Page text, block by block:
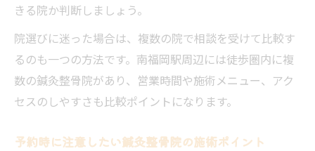
きる院か判断しましょう。
院選びに迷った場合は、複数の院で相談を受けて比較す
るのも一つの方法です。南福岡駅周辺には徒歩圏内に複
数の鍼灸整骨院があり、営業時間や施術メニュー、アク
セスのしやすさも比較ポイントになります。
予約時に注意したい鍼灸整骨院の施術ポイント